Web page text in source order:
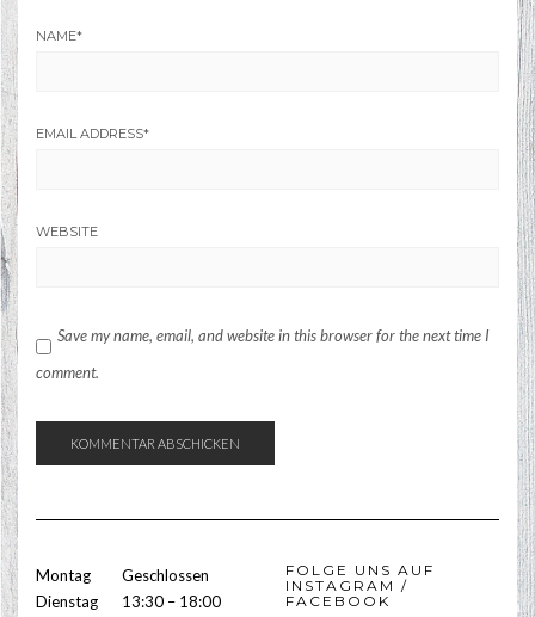
NAME*
EMAIL ADDRESS*
WEBSITE
Save my name, email, and website in this browser for the next time I
comment.
Montag
Geschlossen
Dienstag
13:30 – 18:00
FOLGE UNS AUF
INSTAGRAM /
FACEBOOK